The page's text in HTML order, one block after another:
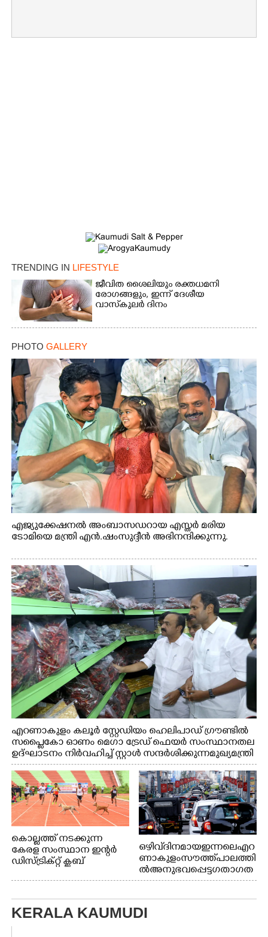
TRENDING IN LIFESTYLE
ജീവിത ശൈലിയും രക്തധമനി
രോഗങ്ങളും, ഇന്ന് ദേശീയ
വാസ്‌കുലര്‍ ദിനം
PHOTO GALLERY
എജ്യുക്കേഷനൽ അംബാസഡറായ എസ്തർ മരിയ
ടോമിയെ മന്ത്രി എൻ.ഷംസുദ്ദീൻ അഭിനന്ദിക്കുന്നു.
എറണാകുളം കലൂർ സ്റ്റേഡിയം ഹെലിപാഡ് ഗ്രൗണ്ടിൽ
സപ്ളൈകോ ഓണം മെഗാ ട്രേഡ് ഫെയർ സംസ്ഥാനതല
ഉദ്ഘാടനം നിർവഹിച്ച് സ്റ്റാൾ സന്ദർശിക്കുന്ന മുഖ്യമന്ത്രി
വി.ഡി. സതീശൻ. മന്ത്രി അനൂപ് ജേക്കബ് സമീപം
കൊല്ലത്ത് നടക്കുന്ന
കേരള സംസ്ഥാന ഇന്റർ
ഡിസ്ട്രിക്റ്റ് ക്ലബ്
ചാമ്പ്യൻഷിപ്പിൽ അണ്ടർ
20 ആൺകുട്ടികളുടെ 200
മീറ്റർ ഓട്ടം ഫൈനൽ
മത്സരത്തിനിടെ സിന്തറ്റിക്
ട്രാക്കിന് കുറുകെ ഓടുന്ന
ഒഴിവ് ദിനമായ ഇന്നലെ എറ
ണാകുളം സൗത്ത് പാലത്തി
ൽ അനുഭവപ്പെട്ട ഗതാഗത
ക്കുരുക്ക്
KERALA KAUMUDI